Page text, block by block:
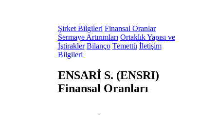
Şirket Bilgileri Finansal Oranlar
Sermaye Artırımları Ortaklık Yapısı ve
İştirakler Bilanço Temettü İletişim
Bilgileri
ENSARİ S. (ENSRI)
Finansal Oranları